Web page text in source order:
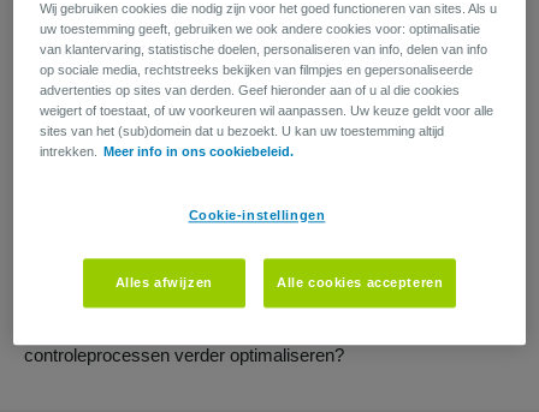
Om te checken of AG zijn doelstellingen realiseert, kijken we
onze eigen werkprocessen na. Hoe effectief zijn onze
beleidsprocessen? Werkt onze risicobeheersing optimaal?
Wat zijn de controleprocessen?
Het gaat met andere woorden om interne kwaliteitscontrole.
Dat gebeurt onafhankelijk, objectief en systematisch. AG heeft
Elke interne audit vertrekt vanuit data: cijfers, beleidsteksten,
gespreksmateriaal uit interviews. De volgende stappen zijn
een grondige analyse volgens een eigen methodologie en
rapportage. Een rapport formuleert ook altijd aanbevelingen.
controleprocessen verder optimaliseren?
Wij gebruiken cookies die nodig zijn voor het goed functioneren van sites. Als u
uw toestemming geeft, gebruiken we ook andere cookies voor: optimalisatie
van klantervaring, statistische doelen, personaliseren van info, delen van info
op sociale media, rechtstreeks bekijken van filmpjes en gepersonaliseerde
advertenties op sites van derden. Geef hieronder aan of u al die cookies
weigert of toestaat, of uw voorkeuren wil aanpassen. Uw keuze geldt voor alle
sites van het (sub)domein dat u bezoekt. U kan uw toestemming altijd
intrekken.
Meer info in ons cookiebeleid.
Cookie-instellingen
Alles afwijzen Alle cookies accepteren